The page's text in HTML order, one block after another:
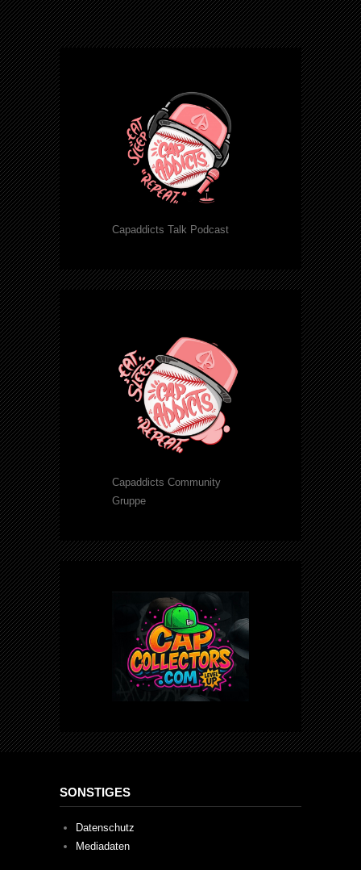
Capaddicts Talk Podcast
Capaddicts Community
Gruppe
SONSTIGES
Datenschutz
Mediadaten